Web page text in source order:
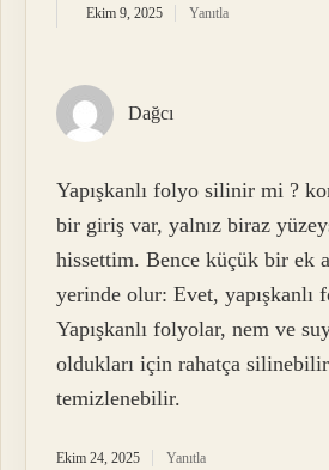
Ekim 9, 2025 Yanıtla
Dağcı
Yapışkanlı folyo silinir mi ?
bir giriş var, yalnız biraz
hissettim. Bence küçük bir ek
yerinde olur: Evet,
Yapışkanlı folyolar, nem ve
oldukları için rahatça
temizlenebilir.
Ekim 24, 2025 Yanıtla